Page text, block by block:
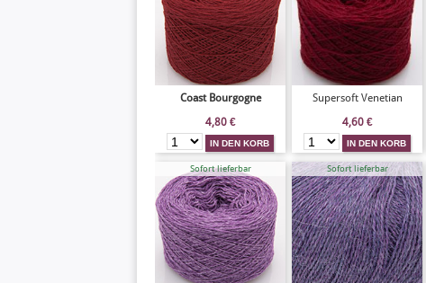
Coast Bourgogne
4,80 €
Supersoft Venetian
4,60 €
Sofort lieferbar Sofort lieferbar